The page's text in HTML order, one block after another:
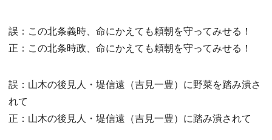
誤：この北条義時、命にかえても頼朝を守ってみせる！
正：この北条時政、命にかえても頼朝を守ってみせる！
誤：山木の後見人・堤信遠（吉見一豊）に野菜を踏み潰さ
れて
正：山木の後見人・堤信遠（吉見一豊）に踏み潰されて